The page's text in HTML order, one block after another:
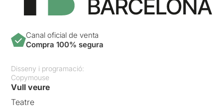
Canal oficial de venta
Compra 100% segura
Disseny i programació:
Copymouse
Vull veure
Teatre